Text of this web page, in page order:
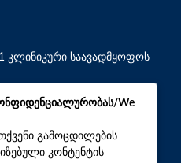
კლინიკური საავადმყოფოს
We
გამოცდილების
კონტენტის